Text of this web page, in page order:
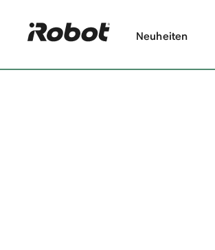
Neuheiten